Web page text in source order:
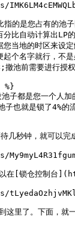
的是您占有的池子
比自动计算出LP
地的时区来设定
名字就行，不是
池前需要进行授权
都是您一个人加
也就是锁了4%的
几秒钟，就可以完
可以在[锁仓控
这里了。下面，就